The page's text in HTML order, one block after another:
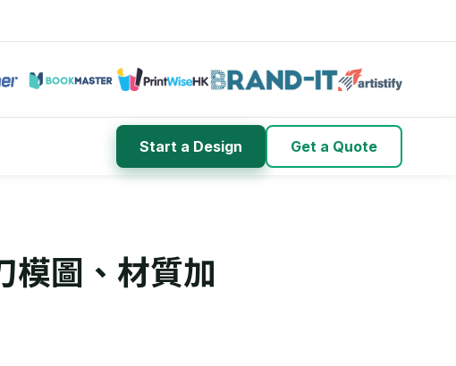
Start a Design Get a Quote
模圖、材質加